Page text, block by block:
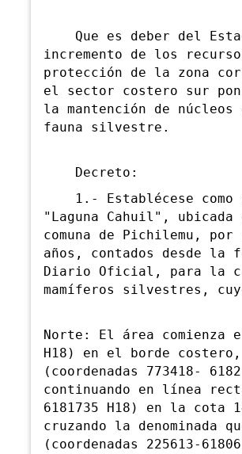
Que es deber del
incremento de los
protección de la zona
el sector costero sur
la mantención de núcleos
fauna silvestre.
Decreto:
1.- Establécese como
"Laguna Cahuil",
comuna de Pichilemu,
años, contados desde la
Diario Oficial, para la
mamíferos silvestres,
Norte: El área comienza
H18) en el borde
(coordenadas 773418-
continuando en línea
6181735 H18) en la cota
cruzando la denominada
(coordenadas 225613-